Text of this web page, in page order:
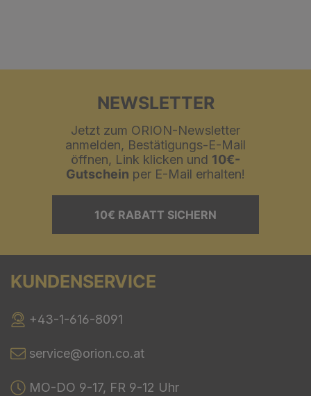
NEWSLETTER
Jetzt zum ORION-Newsletter
anmelden, Bestätigungs-E-Mail
öffnen, Link klicken und 10€-
Gutschein per E-Mail erhalten!
10€ RABATT SICHERN
KUNDENSERVICE
+43-1-616-8091
service@orion.co.at
MO-DO 9-17, FR 9-12 Uhr